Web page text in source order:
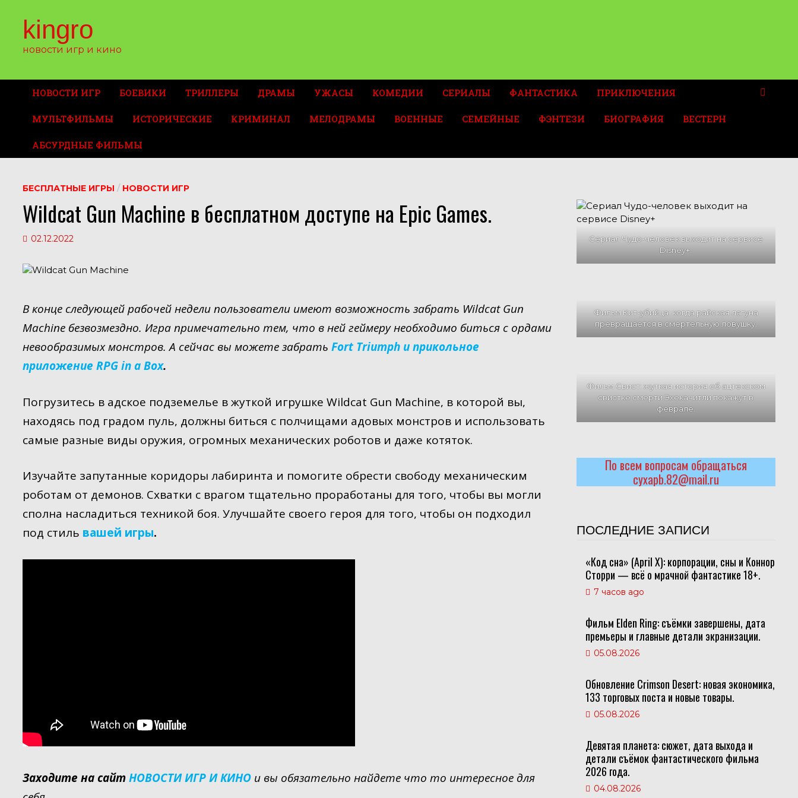
содержимому
kingro
новости игр и кино
НОВОСТИ ИГР БОЕВИКИ ТРИЛЛЕРЫ ДРАМЫ УЖАСЫ КОМЕДИИ СЕРИАЛЫ ФАНТАСТИКА ПРИКЛЮЧЕНИЯ
МУЛЬТФИЛЬМЫ ИСТОРИЧЕСКИЕ КРИМИНАЛ МЕЛОДРАМЫ ВОЕННЫЕ СЕМЕЙНЫЕ ФЭНТЕЗИ БИОГРАФИЯ ВЕСТЕРН
АБСУРДНЫЕ ФИЛЬМЫ
БЕСПЛАТНЫЕ ИГРЫ / НОВОСТИ ИГР
Wildcat Gun Machine в бесплатном доступе на Epic Games.
02.12.2022
В конце следующей рабочей недели пользователи имеют возможность забрать Wildcat Gun
Machine безвозмездно. Игра примечательно тем, что в ней геймеру необходимо биться с ордами
невообразимых монстров. А сейчас вы можете забратьFort Triumph и прикольное
приложение RPG in a Box.
Погрузитесь в адское подземелье в жуткой игрушке Wildcat Gun Machine, в которой вы,
находясь под градом пуль, должны биться с полчищами адовых монстров и использовать
самые разные виды оружия, огромных механических роботов и даже котяток.
Изучайте запутанные коридоры лабиринта и помогите обрести свободу механическим
роботам от демонов. Схватки с врагом тщательно проработаны для того, чтобы вы могли
сполна насладиться техникой боя. Улучшайте своего героя для того, чтобы он подходил
под стиль вашей игры.
Заходите на сайт НОВОСТИ ИГР И КИНО и вы обязательно найдете что то интересное для
Сериал Чудо-человек выходит на сервисе
Disney+.
Фильм Кит-убийца: когда райская лагуна
превращается в смертельную ловушку.
Фильм Свист: жуткая история об ацтекском
свистке смерти Эхекачитли покажут в
феврале.
По всем вопросам обращаться
cyxapb.82@mail.ru
ПОСЛЕДНИЕ ЗАПИСИ
«Код сна» (April X): корпорации, сны и Коннор
Сторри — всё о мрачной фантастике 18+.
7 часов ago
Фильм Elden Ring: съёмки завершены, дата
премьеры и главные детали экранизации.
05.08.2026
Обновление Crimson Desert: новая экономика,
133 торговых поста и новые товары.
05.08.2026
Девятая планета: сюжет, дата выхода и
детали съёмок фантастического фильма
2026 года.
04.08.2026